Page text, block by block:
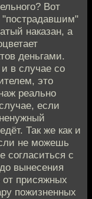
Вот
наказан, а
деньгами.
в случае со
это
реально
если
Так же как и
не можешь
согласиться с
вынесения
присяжных
пожизненных